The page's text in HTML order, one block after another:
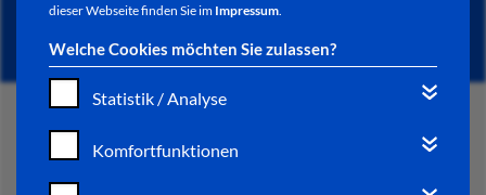
dieser Webseite finden Sie im Impressum.
Welche Cookies möchten Sie zulassen?
Statistik / Analyse
Komfortfunktionen
START